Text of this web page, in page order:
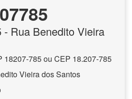
- Rua Benedito Vieira
18207-785 ou CEP 18.207-785
Vieira dos Santos